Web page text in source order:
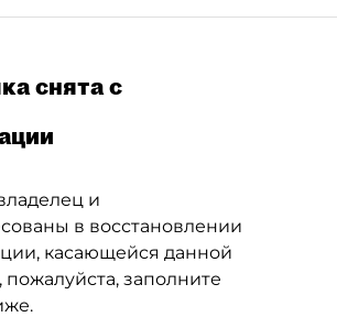
снята с
и
в восстановлении
касающейся данной
пожалуйста, заполните